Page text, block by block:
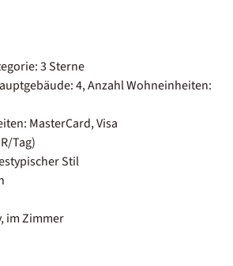
3 Sterne
4, Anzahl Wohneinheiten:
MasterCard, Visa
Tag)
Stil
im Zimmer